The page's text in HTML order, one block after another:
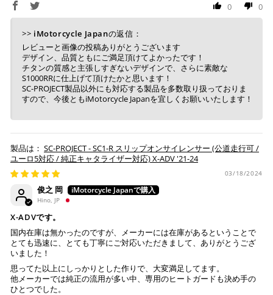
0 0
>> iMotorcycle Japanの返信：
レビューと画像の投稿ありがとうございます
デザイン、品質ともにご満足頂けてよかったです！
チタンの質感と主張しすぎないデザインで、さらに素敵な
S1000RRに仕上げて頂けたかと思います！
SC-PROJECT製品以外にも対応する製品を多数取り扱っておりま
すので、今後ともiMotorcycle Japanを宜しくお願いいたします！
SC-PROJECT - SC1-R スリップオンサイレンサー (公道走行可 /
ユーロ5対応 / 純正キャタライザー対応) X-ADV '21-24
03/18/2024
俊之 岡
Hino, JP
X-ADVです。
国内在庫は無かったのですが、メーカーには在庫があるということで
とても迅速に、とても丁寧にご対応いただきまして、ありがとうござ
いました！
思ってた以上にしっかりとした作りで、大変満足してます。
他メーカーでは純正の流用が多い中、専用のヒートガードも決め手の
ひとつでした。